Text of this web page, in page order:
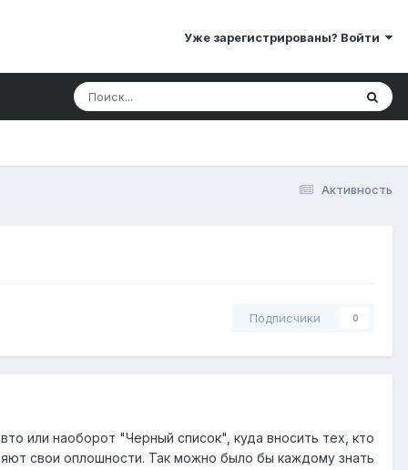
Уже зарегистрированы? Войти
Активность
Подписчики 0
или наоборот "Черный список", куда вносить тех, кто
свои оплошности. Так можно было бы каждому знать